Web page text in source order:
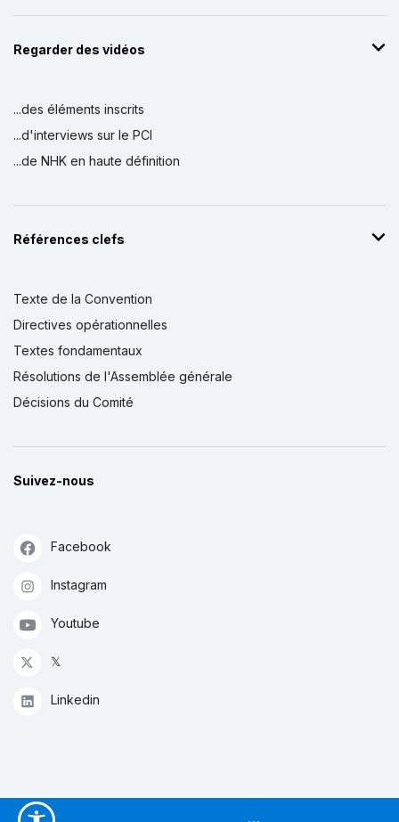
Regarder des vidéos
...des éléments inscrits
...d'interviews sur le PCI
...de NHK en haute définition
Références clefs
Texte de la Convention
Directives opérationnelles
Textes fondamentaux
Résolutions de l'Assemblée générale
Décisions du Comité
Suivez-nous
Facebook
Instagram
Youtube
𝕏
Linkedin